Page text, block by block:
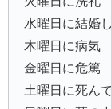
水曜日に結婚
木曜日に病気
金曜日に危篤
土曜日に死ん